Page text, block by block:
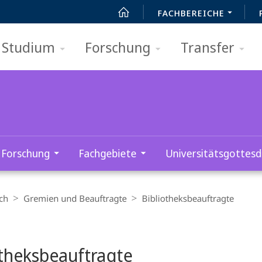
FACHBEREICHE
Studium Forschung Transfer
Forschung Fachgebiete
Gremien und Beauftragte Bibliotheksbeauftragte